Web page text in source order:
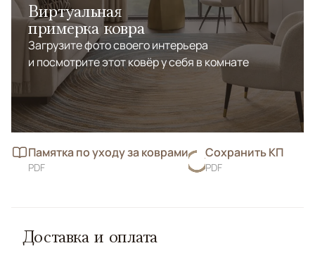
Виртуальная
примерка ковра
Загрузите фото своего интерьера
и посмотрите этот ковёр у себя в комнате
Памятка по уходу за коврами
PDF
Сохранить КП
PDF
Доставка и оплата